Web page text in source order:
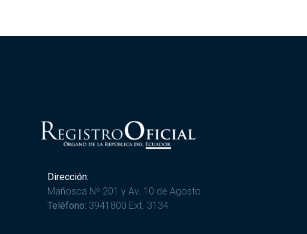
Dirección:
Mañosca Nº 201 y Av. 10 de Agosto
Teléfono: 3941800 Ext. 3134